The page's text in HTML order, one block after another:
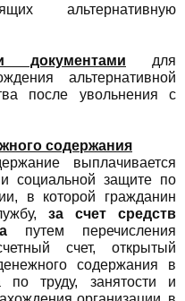
альтернативную
документами для
альтернативной
после увольнения с
содержания
выплачивается
социальной защите по
в которой гражданин
за счет средств
путем перечисления
счет, открытый
содержания в
труду, занятости и